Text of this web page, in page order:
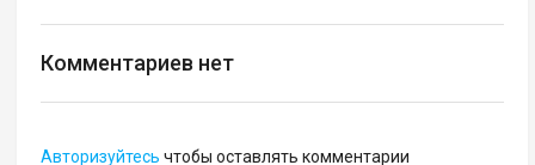
Комментариев нет
Авторизуйтесь чтобы оставлять комментарии